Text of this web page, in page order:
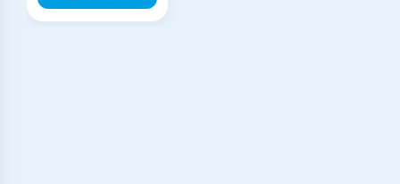
управління персоналом підприємства.